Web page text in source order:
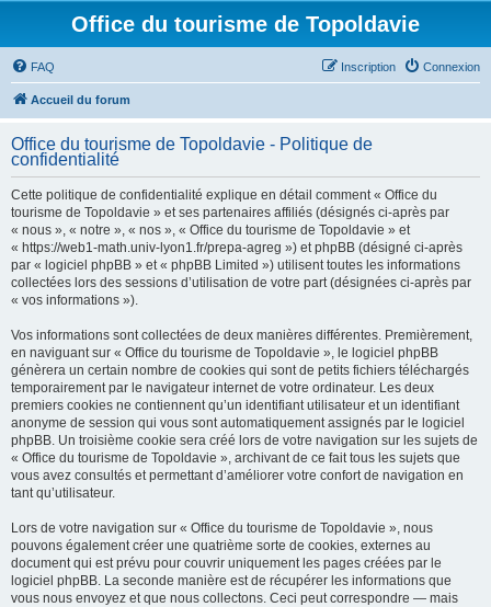
Office du tourisme de Topoldavie
FAQ Connexion
Inscription
Accueil du forum
Office du tourisme de Topoldavie - Politique de
confidentialité
Cette politique de confidentialité explique en détail comment « Office du
tourisme de Topoldavie » et ses partenaires affiliés (désignés ci-après par
« nous », « notre », « nos », « Office du tourisme de Topoldavie » et
« https://web1-math.univ-lyon1.fr/prepa-agreg ») et phpBB (désigné ci-après
par « logiciel phpBB » et « phpBB Limited ») utilisent toutes les informations
collectées lors des sessions d’utilisation de votre part (désignées ci-après par
« vos informations »).
Vos informations sont collectées de deux manières différentes. Premièrement,
en naviguant sur « Office du tourisme de Topoldavie », le logiciel phpBB
génèrera un certain nombre de cookies qui sont de petits fichiers téléchargés
temporairement par le navigateur internet de votre ordinateur. Les deux
premiers cookies ne contiennent qu’un identifiant utilisateur et un identifiant
anonyme de session qui vous sont automatiquement assignés par le logiciel
phpBB. Un troisième cookie sera créé lors de votre navigation sur les sujets de
« Office du tourisme de Topoldavie », archivant de ce fait tous les sujets que
vous avez consultés et permettant d’améliorer votre confort de navigation en
tant qu’utilisateur.
Lors de votre navigation sur « Office du tourisme de Topoldavie », nous
pouvons également créer une quatrième sorte de cookies, externes au
document qui est prévu pour couvrir uniquement les pages créées par le
logiciel phpBB. La seconde manière est de récupérer les informations que
vous nous envoyez et que nous collectons. Ceci peut correspondre — mais